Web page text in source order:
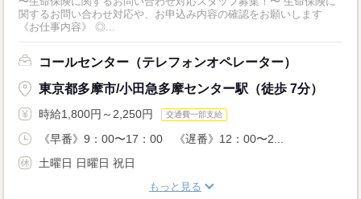
関するお問い合わせ対応や、お申込み内容の確認をお願いします
《お仕事内容》 ◎...
コールセンター（テレフォンオペレーター）
東京都多摩市/小田急多摩センター駅（徒歩 7分）
時給1,800円～2,250円 交通費一部支給
《早番》9：00〜17：00 《遅番》12：00〜2...
土曜日 日曜日 祝日
もっと見る